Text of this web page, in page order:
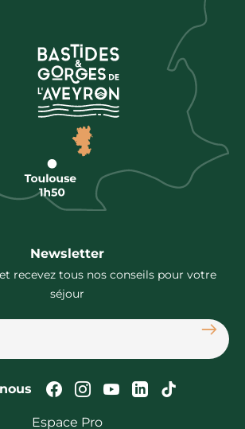
Newsletter
recevez tous nos conseils pour votre
séjour
Suivez-nous sur
Suivez-nous sur
Suivez-nous
Suivez-Suivez-
Espace Pro